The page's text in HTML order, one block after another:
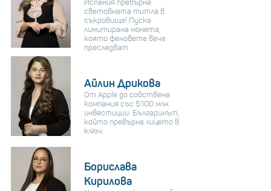
Испания превърна
световната титла в
съкровище! Пуска
лимитирана монета,
която феновете вече
преследват
Айлин Дрикова
От Apple до собствена
компания със $100 млн.
инвестиции: Българинът,
който превърна лицето в
ключ
Борислава
Кирилова